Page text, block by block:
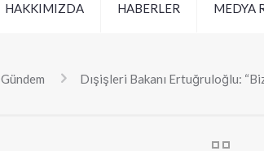
HAKKIMIZDA HABERLER MEDYA
Gündem Dışişleri Bakanı Ertuğruloğlu: